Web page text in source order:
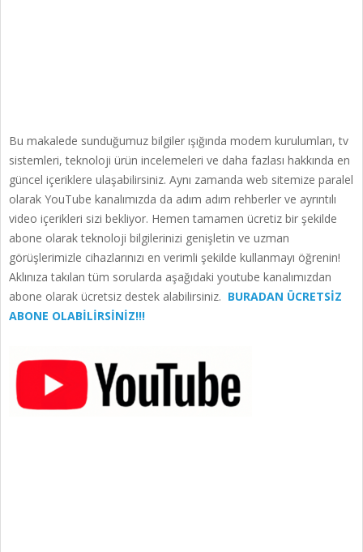
Bu makalede sunduğumuz bilgiler ışığında modem kurulumları, tv
sistemleri, teknoloji ürün incelemeleri ve daha fazlası hakkında en
güncel içeriklere ulaşabilirsiniz. Aynı zamanda web sitemize paralel
olarak YouTube kanalımızda da adım adım rehberler ve ayrıntılı
video içerikleri sizi bekliyor. Hemen tamamen ücretiz bir şekilde
abone olarak teknoloji bilgilerinizi genişletin ve uzman
görüşlerimizle cihazlarınızı en verimli şekilde kullanmayı öğrenin!
Aklınıza takılan tüm sorularda aşağıdaki youtube kanalımızdan
abone olarak ücretsiz destek alabilirsiniz. BURADAN ÜCRETSİZ
ABONE OLABİLİRSİNİZ!!!